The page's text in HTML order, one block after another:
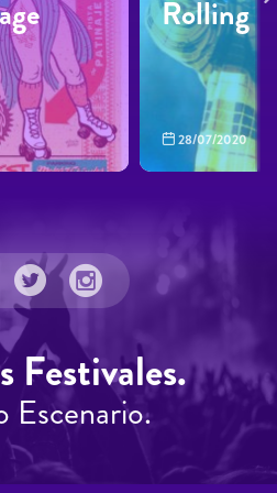
Rolling
28/07/2020
Festivales.
Escenario.